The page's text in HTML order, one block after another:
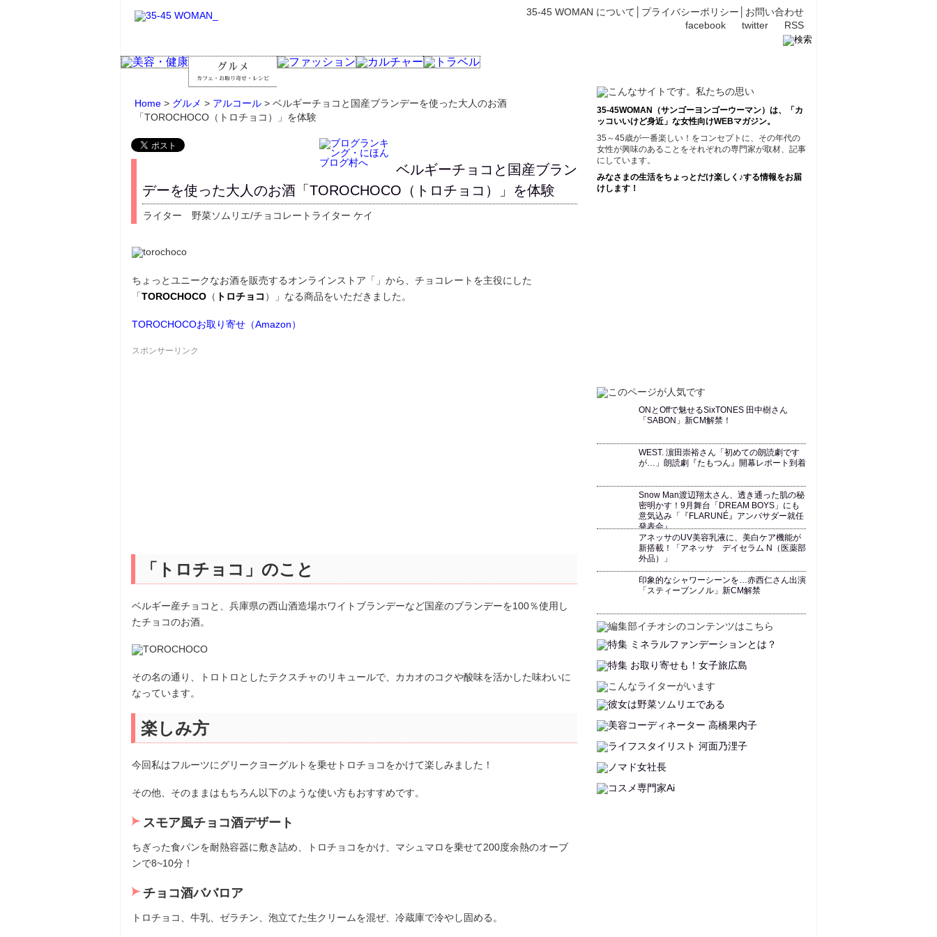
35-45 WOMAN について プライバシーポリシー
お問い合わせ
facebook
twitter RSS
Home > グルメ > アルコール > ベルギーチョコと国産ブランデーを使った大人のお酒
「TOROCHOCO（トロチョコ）」を体験
ベルギーチョコと国産ブラン
デーを使った大人のお酒「TOROCHOCO（トロチョコ）」を体験
ライター 野菜ソムリエ/チョコレートライター ケイ
ちょっとユニークなお酒を販売するオンラインストア「」から、チョコレートを主役にした
「TOROCHOCO （ トロチョコ ）」なる商品をいただきました。
TOROCHOCOお取り寄せ（Amazon）
スポンサーリンク
「トロチョコ」のこと
ベルギー産チョコと、兵庫県の西山酒造場ホワイトブランデーなど国産のブランデーを100％使用し
たチョコのお酒。
その名の通り、トロトロとしたテクスチャのリキュールで、カカオのコクや酸味を活かした味わいに
なっています。
楽しみ方
今回私はフルーツにグリークヨーグルトを乗せトロチョコをかけて楽しみました！
その他、そのままはもちろん以下のような使い方もおすすめです。
スモア風チョコ酒デザート
ちぎった食パンを耐熱容器に敷き詰め、トロチョコをかけ、マシュマロを乗せて200度余熱のオーブ
ンで8~10分！
チョコ酒ババロア
トロチョコ、牛乳、ゼラチン、泡立てた生クリームを混ぜ、冷蔵庫で冷やし固める。
35-45WOMAN（サンゴーヨンゴーウーマン）は、「カ
ッコいいけど身近」な女性向けWEBマガジン。
35～45歳が一番楽しい！をコンセプトに、その年代の
女性が興味のあることをそれぞれの専門家が取材、記事
にしています。
みなさまの生活をちょっとだけ楽しく♪する情報をお届
けします！
ONとOffで魅せるSixTONES 田中樹さん
「SABON」新CM解禁！
WEST. 濵田崇裕さん「初めての朗読劇です
が…」朗読劇『たもつん』開幕レポート到着
Snow Man渡辺翔太さん、透き通った肌の秘
密明かす！9月舞台「DREAM BOYS」にも
意気込み「『FLARUNÉ』アンバサダー就任
発表会』
アネッサのUV美容乳液に、美白ケア機能が
新搭載！「アネッサ デイセラム N（医薬部
外品）」
印象的なシャワーシーンを…赤西仁さん出演
「スティーブンノル」新CM解禁